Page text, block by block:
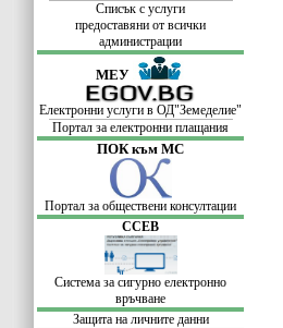
Списък с услуги
предоставяни от всички
администрации
МЕУ
Електронни услуги в ОД"Земеделие"
Портал за електронни плащания
ПОК към МС
Портал за обществени консултации
ССЕВ
Система за сигурно електронно
връчване
Защита на личните данни